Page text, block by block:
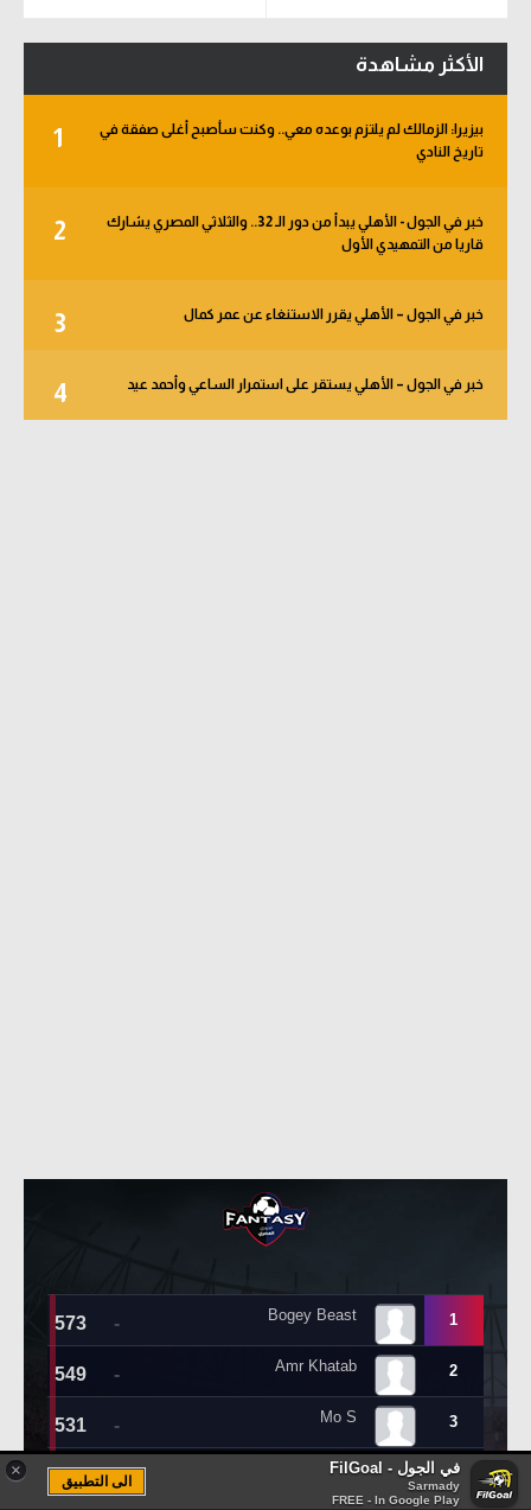
الأكثر مشاهدة
1
بيزيرا: الزمالك لم يلتزم بوعده معي.. وكنت سأصبح أغلى صفقة في
تاريخ النادي
2
خبر في الجول - الأهلي يبدأ من دور الـ 32.. والثلاثي المصري يشارك
قاريا من التمهيدي الأول
3 خبر في الجول – الأهلي يقرر الاستنغاء عن عمر كمال
4 خبر في الجول – الأهلي يستقر على استمرار الساعي وأحمد عيد
× في الجول - FilGoal
Sarmady
FREE - In Google Play
الى التطبيق